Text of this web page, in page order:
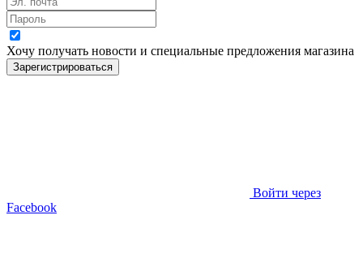
Хочу получать новости и специальные предложения магазина
Зарегистрироваться
Войти через
Facebook